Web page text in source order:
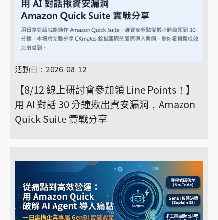
活動日：2026-08-12
【8/12 線上研討會參加領 Line Points！】
用 AI 對話 30 分鐘揪出資安漏洞，Amazon
Quick Suite 實戰分享